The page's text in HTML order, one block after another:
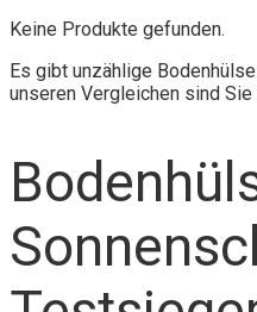
Keine Produkte gefunden.
Es gibt unzählige
unseren Vergleichen sind